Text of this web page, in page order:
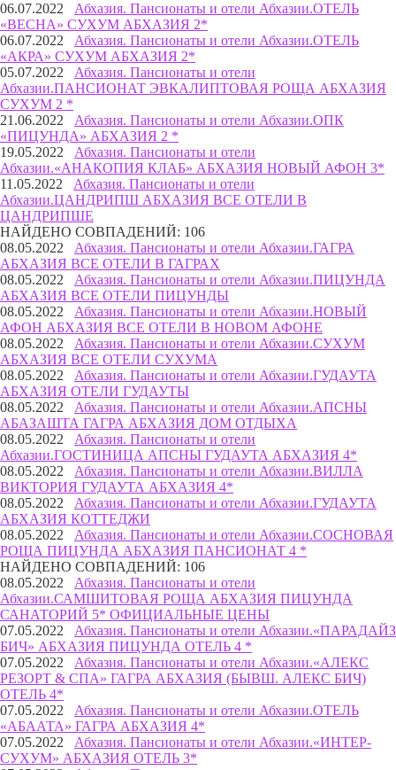
06.07.2022 Абхазия. Пансионаты и отели Абхазии.ОТЕЛЬ
«ВЕСНА» СУХУМ АБХАЗИЯ 2*
06.07.2022 Абхазия. Пансионаты и отели Абхазии.ОТЕЛЬ
«АКРА» СУХУМ АБХАЗИЯ 2*
05.07.2022 Абхазия. Пансионаты и отели
Абхазии.ПАНСИОНАТ ЭВКАЛИПТОВАЯ РОЩА АБХАЗИЯ
СУХУМ 2 *
21.06.2022 Абхазия. Пансионаты и отели Абхазии.ОПК
«ПИЦУНДА» АБХАЗИЯ 2 *
19.05.2022 Абхазия. Пансионаты и отели
Абхазии.«АНАКОПИЯ КЛАБ» АБХАЗИЯ НОВЫЙ АФОН 3*
11.05.2022 Абхазия. Пансионаты и отели
Абхазии.ЦАНДРИПШ АБХАЗИЯ ВСЕ ОТЕЛИ В
ЦАНДРИПШЕ
НАЙДЕНО СОВПАДЕНИЙ: 106
08.05.2022 Абхазия. Пансионаты и отели Абхазии.ГАГРА
АБХАЗИЯ ВСЕ ОТЕЛИ В ГАГРАХ
08.05.2022 Абхазия. Пансионаты и отели Абхазии.ПИЦУНДА
АБХАЗИЯ ВСЕ ОТЕЛИ ПИЦУНДЫ
08.05.2022 Абхазия. Пансионаты и отели Абхазии.НОВЫЙ
АФОН АБХАЗИЯ ВСЕ ОТЕЛИ В НОВОМ АФОНЕ
08.05.2022 Абхазия. Пансионаты и отели Абхазии.СУХУМ
АБХАЗИЯ ВСЕ ОТЕЛИ СУХУМА
08.05.2022 Абхазия. Пансионаты и отели Абхазии.ГУДАУТА
АБХАЗИЯ ОТЕЛИ ГУДАУТЫ
08.05.2022 Абхазия. Пансионаты и отели Абхазии.АПСНЫ
АБАЗАШТА ГАГРА АБХАЗИЯ ДОМ ОТДЫХА
08.05.2022 Абхазия. Пансионаты и отели
Абхазии.ГОСТИНИЦА АПСНЫ ГУДАУТА АБХАЗИЯ 4*
08.05.2022 Абхазия. Пансионаты и отели Абхазии.ВИЛЛА
ВИКТОРИЯ ГУДАУТА АБХАЗИЯ 4*
08.05.2022 Абхазия. Пансионаты и отели Абхазии.ГУДАУТА
АБХАЗИЯ КОТТЕДЖИ
08.05.2022 Абхазия. Пансионаты и отели Абхазии.СОСНОВАЯ
РОЩА ПИЦУНДА АБХАЗИЯ ПАНСИОНАТ 4 *
НАЙДЕНО СОВПАДЕНИЙ: 106
08.05.2022 Абхазия. Пансионаты и отели
Абхазии.САМШИТОВАЯ РОЩА АБХАЗИЯ ПИЦУНДА
САНАТОРИЙ 5* ОФИЦИАЛЬНЫЕ ЦЕНЫ
07.05.2022 Абхазия. Пансионаты и отели Абхазии.«ПАРАДАЙЗ
БИЧ» АБХАЗИЯ ПИЦУНДА ОТЕЛЬ 4 *
07.05.2022 Абхазия. Пансионаты и отели Абхазии.«АЛЕКС
РЕЗОРТ & СПА» ГАГРА АБХАЗИЯ (БЫВШ. АЛЕКС БИЧ)
ОТЕЛЬ 4*
07.05.2022 Абхазия. Пансионаты и отели Абхазии.ОТЕЛЬ
«АБААТА» ГАГРА АБХАЗИЯ 4*
07.05.2022 Абхазия. Пансионаты и отели Абхазии.«ИНТЕР-
СУХУМ» АБХАЗИЯ ОТЕЛЬ 3*